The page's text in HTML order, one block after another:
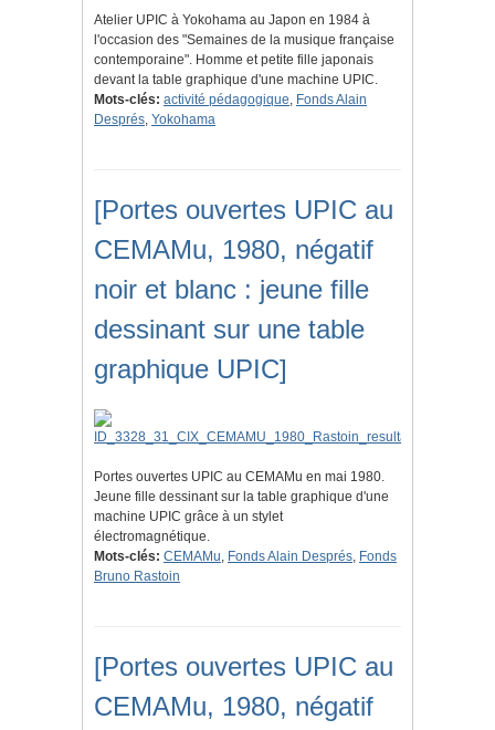
Atelier UPIC à Yokohama au Japon en 1984 à
l'occasion des "Semaines de la musique française
contemporaine". Homme et petite fille japonais
devant la table graphique d'une machine UPIC.
Mots-clés: activité pédagogique, Fonds Alain
Després, Yokohama
[Portes ouvertes UPIC au
CEMAMu, 1980, négatif
noir et blanc : jeune fille
dessinant sur une table
graphique UPIC]
Portes ouvertes UPIC au CEMAMu en mai 1980.
Jeune fille dessinant sur la table graphique d'une
machine UPIC grâce à un stylet
électromagnétique.
Mots-clés: CEMAMu, Fonds Alain Després, Fonds
Bruno Rastoin
[Portes ouvertes UPIC au
CEMAMu, 1980, négatif